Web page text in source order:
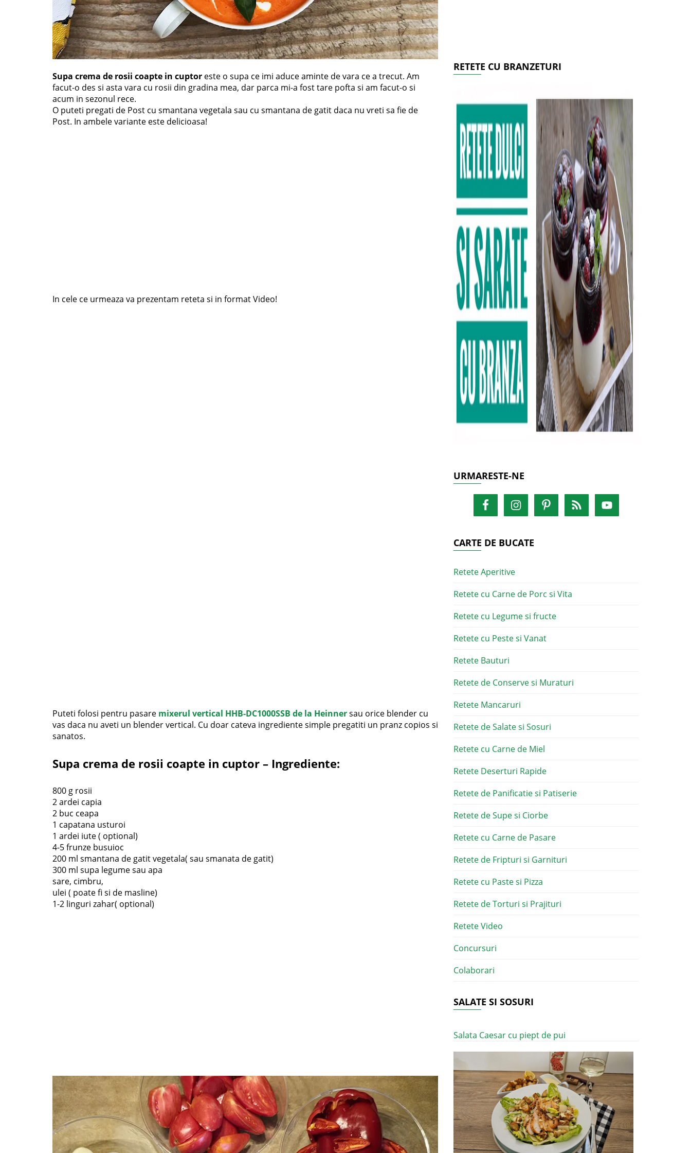
Supa crema de rosii coapte in cuptor este o supa ce imi aduce aminte de vara ce a trecut. Am
facut-o des si asta vara cu rosii din gradina mea, dar parca mi-a fost tare pofta si am facut-o si
acum in sezonul rece.
O puteti pregati de Post cu smantana vegetala sau cu smantana de gatit daca nu vreti sa fie de
Post. In ambele variante este delicioasa!
In cele ce urmeaza va prezentam reteta si in format Video!
Puteti folosi pentru pasare mixerul vertical HHB-DC1000SSB de la Heinnersau orice blender cu
vas daca nu aveti un blender vertical. Cu doar cateva ingrediente simple pregatiti un pranz copios si
sanatos.
Supa crema de rosii coapte in cuptor – Ingrediente:
800 g rosii
2 ardei capia
2 buc ceapa
1 capatana usturoi
1 ardei iute ( optional)
4-5 frunze busuioc
200 ml smantana de gatit vegetala( sau smanata de gatit)
300 ml supa legume sau apa
sare, cimbru,
ulei ( poate fi si de masline)
1-2 linguri zahar( optional)
RETETE CU BRANZETURI
URMARESTE-NE
CARTE DE BUCATE
Retete Aperitive
Retete cu Carne de Porc si Vita
Retete cu Legume si fructe
Retete cu Peste si Vanat
Retete Bauturi
Retete de Conserve si Muraturi
Retete Mancaruri
Retete de Salate si Sosuri
Retete cu Carne de Miel
Retete Deserturi Rapide
Retete de Panificatie si Patiserie
Retete de Supe si Ciorbe
Retete cu Carne de Pasare
Retete de Fripturi si Garnituri
Retete cu Paste si Pizza
Retete de Torturi si Prajituri
Retete Video
Concursuri
Colaborari
SALATE SI SOSURI
Salata Caesar cu piept de pui